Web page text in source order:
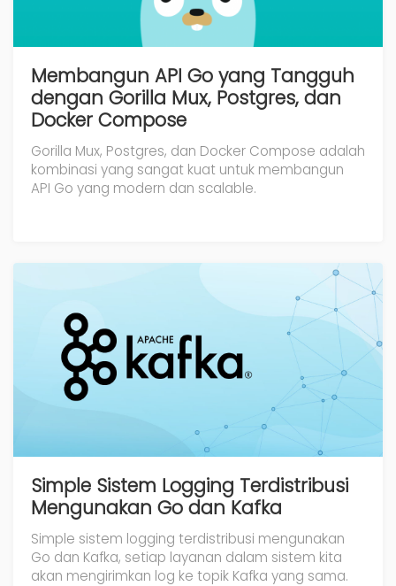
Membangun API Go yang Tangguh
dengan Gorilla Mux, Postgres, dan
Docker Compose
Gorilla Mux, Postgres, dan Docker Compose adalah
kombinasi yang sangat kuat untuk membangun
API Go yang modern dan scalable.
Simple Sistem Logging Terdistribusi
Mengunakan Go dan Kafka
Simple sistem logging terdistribusi mengunakan
Go dan Kafka, setiap layanan dalam sistem kita
akan mengirimkan log ke topik Kafka yang sama.